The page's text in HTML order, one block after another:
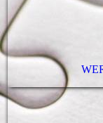
ptacek |